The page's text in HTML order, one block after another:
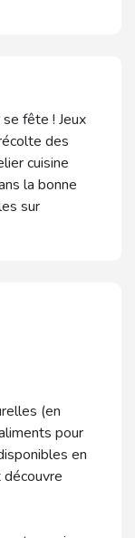
se fête ! Jeux
des
cuisine
la bonne
sur
(en
pour
en
découvre